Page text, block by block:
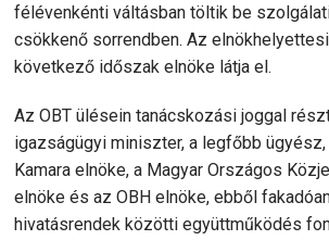
félévenkénti váltásban töltik be
csökkenő sorrendben. Az
következő időszak elnöke látja el.
Az OBT ülésein tanácskozási joggal
igazságügyi miniszter, a legfőbb
Kamara elnöke, a Magyar Országos
elnöke és az OBH elnöke, ebből
hivatásrendek közötti együttműködés